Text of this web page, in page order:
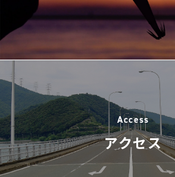
Access
アクセス